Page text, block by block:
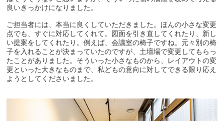
良いきっかけになりました。
ご担当者には、本当に良くしていただきました。ほんの小さな変更
点でも、すぐに対応してくれて。図面を引き直してくれたり、新し
い提案をしてくれたり。例えば、会議室の椅子ですね。元々別の椅
子を入れることが決まっていたのですが、土壇場で変更してもらっ
たことがありました。そういった小さなものから、レイアウトの変
更といった大きなものまで、私どもの意向に対してできる限り応え
ようとしてくださいました。